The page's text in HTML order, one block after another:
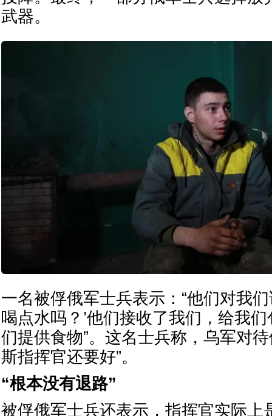
武器。
一名被俘俄军士兵表示：“他们对我
喝点水吗？’他们接收了我们，给我
们提供食物”。这名士兵称，乌军对
斯指挥官还要好”。
“根本没有退路”
被俘俄军士兵还表示，指挥官实际上